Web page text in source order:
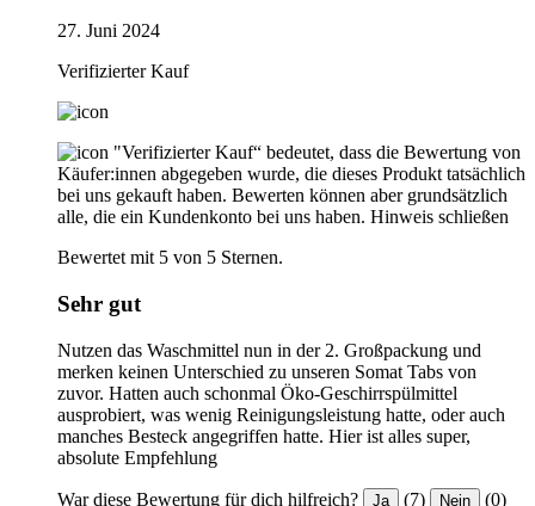
27. Juni 2024
Verifizierter Kauf
"Verifizierter Kauf“ bedeutet, dass die Bewertung von
Käufer:innen abgegeben wurde, die dieses Produkt tatsächlich
bei uns gekauft haben. Bewerten können aber grundsätzlich
alle, die ein Kundenkonto bei uns haben. Hinweis schließen
Bewertet mit 5 von 5 Sternen.
Sehr gut
Nutzen das Waschmittel nun in der 2. Großpackung und
merken keinen Unterschied zu unseren Somat Tabs von
zuvor. Hatten auch schonmal Öko-Geschirrspülmittel
ausprobiert, was wenig Reinigungsleistung hatte, oder auch
manches Besteck angegriffen hatte. Hier ist alles super,
absolute Empfehlung
War diese Bewertung für dich hilfreich? Ja (7) Nein (0)